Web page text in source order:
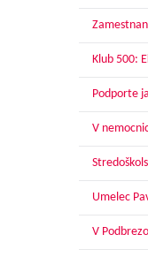
Klub 500:
Podporte
V
Umelec
V